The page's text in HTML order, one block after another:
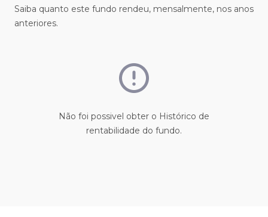
Saiba quanto este fundo rendeu, mensalmente, nos anos
anteriores.
Não foi possivel obter o Histórico de
rentabilidade do fundo.